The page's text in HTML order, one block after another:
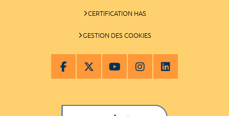
CERTIFICATION HAS
GESTION DES COOKIES